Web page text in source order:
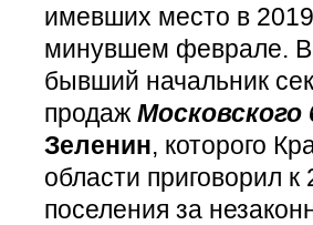
имевших место в 2019
минувшем феврале.
бывший начальник
продаж
Зеленин, которого
области приговорил
поселения за